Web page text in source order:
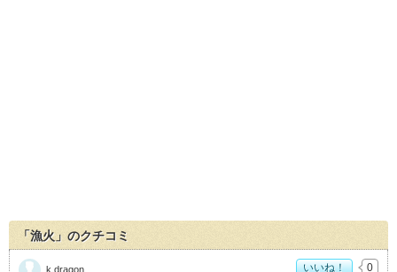
「漁火」のクチコミ
k.dragon いいね！ 0